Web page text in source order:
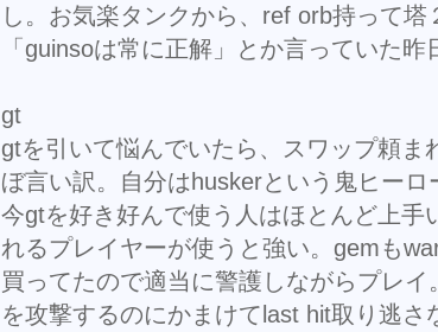
し。お気楽タンクから、ref orb持って塔
「guinsoは常に正解」とか言っていた昨
gt
gtを引いて悩んでいたら、スワップ頼ま
ぼ言い訳。自分はhuskerという鬼ヒーロ
今gtを好き好んで使う人はほとんど上手
れるプレイヤーが使うと強い。gemも
買ってたので適当に警護しながらプレ
を攻撃するのにかまけてlast hit取り逃さ